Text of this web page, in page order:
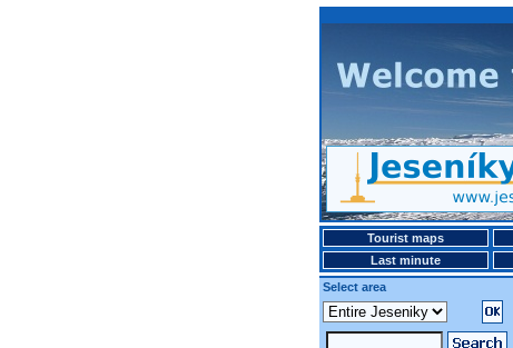
Tourist maps
Last minute
Select area